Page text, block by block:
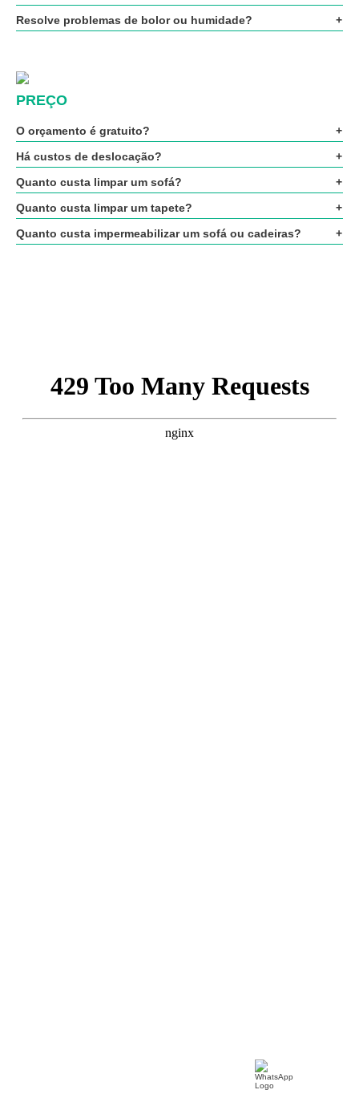
Resolve problemas de bolor ou humidade?
PREÇO
O orçamento é gratuito?
Há custos de deslocação?
Quanto custa limpar um sofá?
Quanto custa limpar um tapete?
Quanto custa impermeabilizar um sofá ou cadeiras?